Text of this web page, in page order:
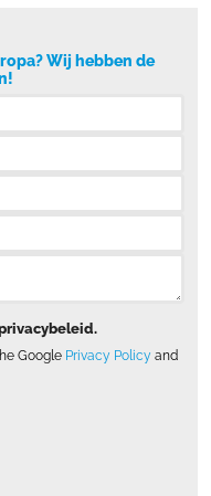
Wij hebben de
Google Privacy Policy and